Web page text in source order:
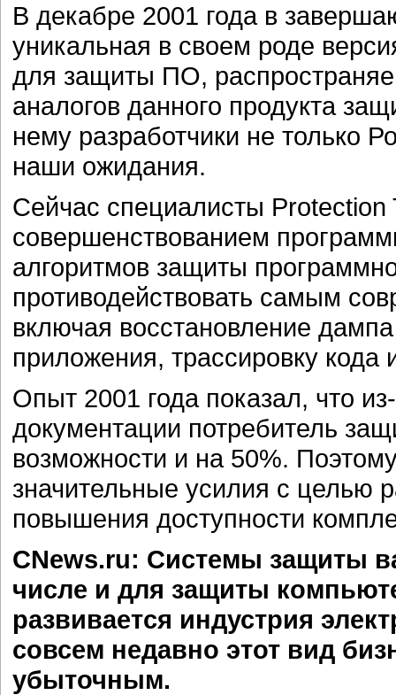
В декабре 2001 года в
уникальная в своем роде
для защиты ПО,
аналогов данного продукта
нему разработчики не только
наши ожидания.
Сейчас специалисты Protection
совершенствованием
алгоритмов защиты
противодействовать самым
включая восстановление
приложения, трассировку кода
Опыт 2001 года показал, что
документации потребитель
возможности и на 50%.
значительные усилия с целью
повышения доступности
CNews.ru: Системы защиты
числе и для защиты
развивается индустрия
совсем недавно этот вид
убыточным.